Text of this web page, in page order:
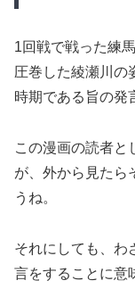
1回戦で戦った練
圧巻した綾瀬川の
時期である旨の発
この漫画の読者と
が、外から見たら
うね。
それにしても、わ
言をすることに意